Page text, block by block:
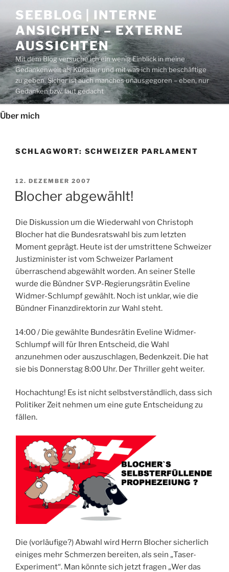
Inhalt
springen
SEEBLOG | INTERNE
ANSICHTEN – EXTERNE
AUSSICHTEN
Mit dem Blog versuche ich ein wenig Einblick in meine
Gedankenwelt als Künstler und mit was ich mich beschäftige
zu geben. Sicher ist auch manches unausgegoren – eben, nur
Gedanken bzw. laut gedacht
Über mich
SCHLAGWORT: SCHWEIZER PARLAMENT
VERÖFFENTLICHT
AM
12. DEZEMBER 2007
Blocher abgewählt!
Die Diskussion um die Wiederwahl von Christoph
Blocher hat die Bundesratswahl bis zum letzten
Moment geprägt. Heute ist der umstrittene Schweizer
Justizminister ist vom Schweizer Parlament
überraschend abgewählt worden. An seiner Stelle
wurde die Bündner SVP-Regierungsrätin Eveline
Widmer-Schlumpf gewählt. Noch ist unklar, wie die
Bündner Finanzdirektorin zur Wahl steht.
14:00 / Die gewählte Bundesrätin Eveline Widmer-
Schlumpf will für Ihren Entscheid, die Wahl
anzunehmen oder auszuschlagen, Bedenkzeit. Die hat
sie bis Donnerstag 8:00 Uhr. Der Thriller geht weiter.
Hochachtung! Es ist nicht selbstverständlich, dass sich
Politiker Zeit nehmen um eine gute Entscheidung zu
fällen.
Die (vorläufige?) Abwahl wird Herrn Blocher sicherlich
einiges mehr Schmerzen bereiten, als sein „Taser-
Experiment“. Man könnte sich jetzt fragen „Wer das